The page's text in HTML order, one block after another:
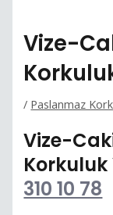
Vize-
/ Paslanmaz
Vize-
310 10 78